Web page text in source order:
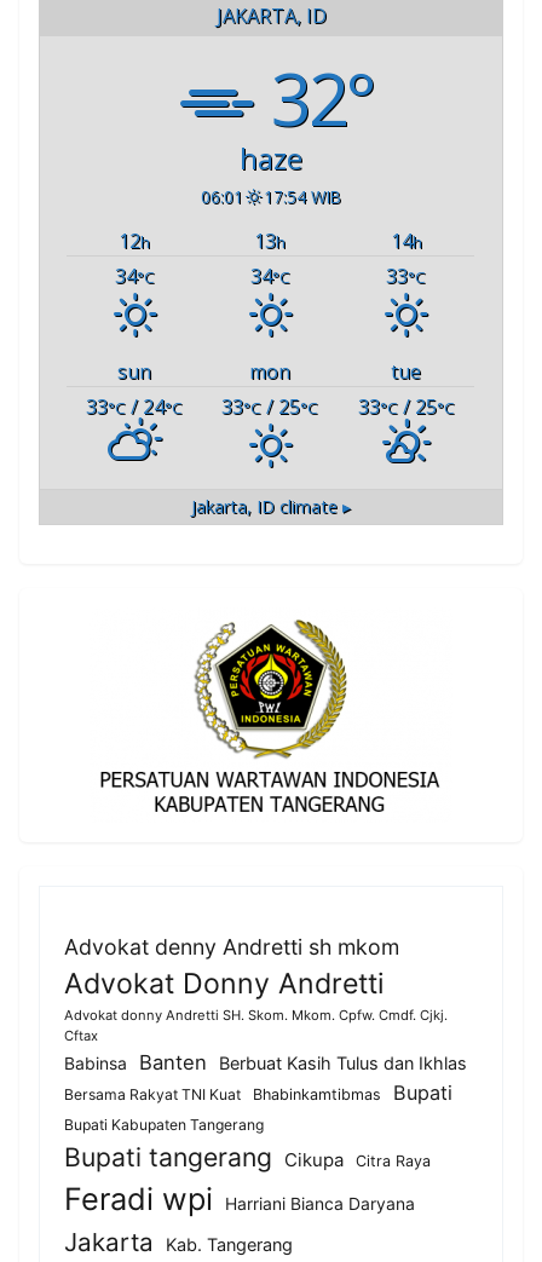
JAKARTA, ID
32°
haze
06:01 17:54 WIB
12h 13h 14h
34°C 34°C 33°C
sun mon
tue
33°C / 24°C 33°C / 25°C 33°C/ 25°C
Jakarta, ID climate ▸
Advokat denny Andretti sh mkom
Advokat Donny Andretti
Advokat donny Andretti SH. Skom. Mkom. Cpfw. Cmdf. Cjkj.
Cftax
Babinsa Banten Berbuat Kasih Tulus dan Ikhlas
Bersama Rakyat TNI Kuat Bhabinkamtibmas Bupati
Bupati Kabupaten Tangerang
Bupati tangerang Cikupa Citra Raya
Feradi wpi Harriani Bianca Daryana
Jakarta Kab. Tangerang